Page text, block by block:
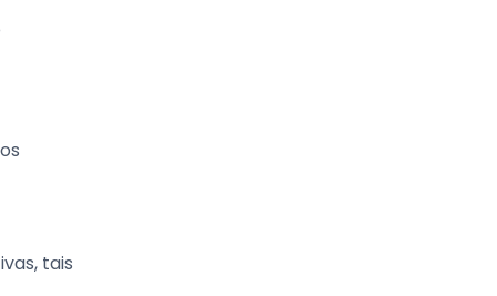
tais